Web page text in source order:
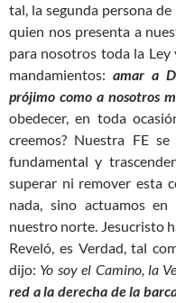
tal, la segunda persona
quien nos presenta a
para nosotros toda la
mandamientos: amar a
prójimo como a nosotros
obedecer, en toda
creemos? Nuestra FE
fundamental y
superar ni remover esta
nada, sino actuamos
nuestro norte. Jesucristo
Reveló, es Verdad, tal
dijo: Yo soy el Camino, la
red a la derecha de la